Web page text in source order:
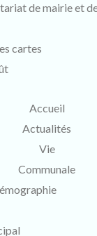
de mairie et
cartes
Accueil
Actualités
Vie
Communale